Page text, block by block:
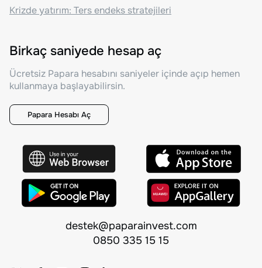
Krizde yatırım: Ters endeks stratejileri
Birkaç saniyede hesap aç
Ücretsiz Papara hesabını saniyeler içinde açıp hemen
kullanmaya başlayabilirsin.
Papara Hesabı Aç
destek@paparainvest.com
0850 335 15 15